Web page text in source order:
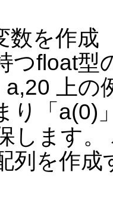
数を作成
つfloat型
上の
り「a(0)
します
列を作